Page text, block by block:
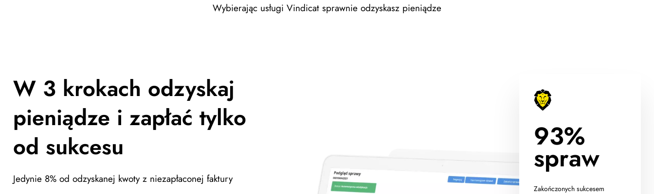
Wybierając usługi Vindicat sprawnie odzyskasz pieniądze
W 3 krokach odzyskaj
pieniądze i zapłać tylko
od sukcesu
Jedynie 8% od odzyskanej kwoty z niezapłaconej faktury
93%
spraw
Zakończonych sukcesem